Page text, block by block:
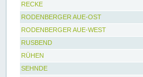
RECKE
RODENBERGER AUE-OST
RODENBERGER AUE-WEST
RUSBEND
RÜHEN
SEHNDE